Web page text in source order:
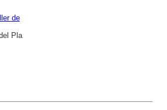
de
Pla